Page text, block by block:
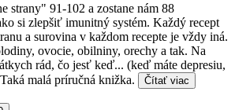
strany" 91-102 a zostane nám 88
si zlepšiť imunitný systém. Každý recept
a surovina v každom recepte je vždy iná.
ovocie, obilniny, orechy a tak. Na
rád, čo jesť keď... (keď máte depresiu,
malá príručná knižka.
Čítať viac